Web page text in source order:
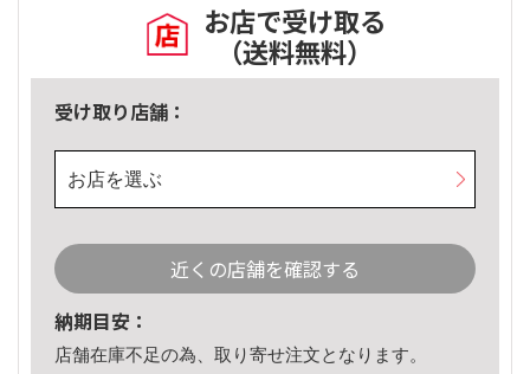
お店で受け取る
（送料無料）
受け取り店舗：
お店を選ぶ
近くの店舗を確認する
納期目安：
店舗在庫不足の為、取り寄せ注文となります。